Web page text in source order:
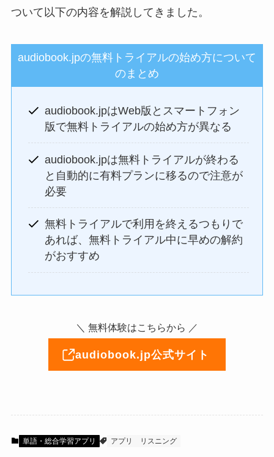
ついて以下の内容を解説してきました。
audiobook.jpの無料トライアルの始め方について
のまとめ
audiobook.jpはWeb版とスマートフォン
版で無料トライアルの始め方が異なる
audiobook.jpは無料トライアルが終わる
と自動的に有料プランに移るので注意が
必要
無料トライアルで利用を終えるつもりで
あれば、無料トライアル中に早めの解約
がおすすめ
＼ 無料体験はこちらから ／
audiobook.jp公式サイト
単語・総合学習アプリ アプリ リスニング